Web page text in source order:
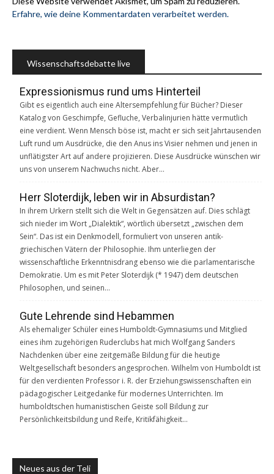
Erfahre, wie deine Kommentardaten verarbeitet werden.
Wissenschaftsdebatte live
Expressionismus rund ums Hinterteil
Gibt es eigentlich auch eine Altersempfehlung für Bücher? Dieser
Katalog von Geschimpfe, Gefluche, Verbalinjurien hätte vermutlich
eine verdient. Wenn Mensch böse ist, macht er sich seit Jahrtausenden
Luft rund um Ausdrücke, die den Anus ins Visier nehmen und jenen in
unflätigster Art auf andere projizieren. Diese Ausdrücke wünschen wir
uns von unserem Nachwuchs nicht. Aber…
Herr Sloterdijk, leben wir in Absurdistan?
In ihrem Urkern stellt sich die Welt in Gegensätzen auf. Dies schlägt
sich nieder im Wort „Dialektik“, wörtlich übersetzt „zwischen dem
Sein“. Das ist ein Denkmodell, formuliert von unseren antik-
griechischen Vätern der Philosophie. Ihm unterliegen der
wissenschaftliche Erkenntnisdrang ebenso wie die parlamentarische
Demokratie. Um es mit Peter Sloterdijk (* 1947) dem deutschen
Philosophen, und seinen…
Gute Lehrende sind Hebammen
Als ehemaliger Schüler eines Humboldt-Gymnasiums und Mitglied
eines ihm zugehörigen Ruderclubs hat mich Wolfgang Sanders
Nachdenken über eine zeitgemäße Bildung für die heutige
Weltgesellschaft besonders angesprochen. Wilhelm von Humboldt ist
für den verdienten Professor i. R. der Erziehungswissenschaften ein
pädagogischer Leitgedanke für modernes Unterrichten. Im
humboldtschen humanistischen Geiste soll Bildung zur
Persönlichkeitsbildung und Reife, Kritikfähigkeit…
Neues aus der Teli